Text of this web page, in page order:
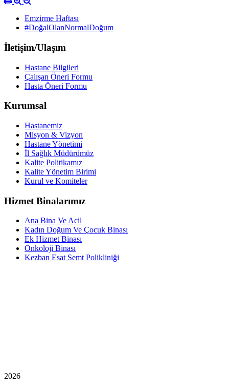
Emzirme Haftası
#DoğalOlanNormalDoğum
İletişim/Ulaşım
Hastane Bilgileri
Çalışan Öneri Formu
Hasta Öneri Formu
Kurumsal
Hastanemiz
Misyon & Vizyon
Hastane Yönetimi
İl Sağlık Müdürümüz
Kalite Politikamız
Kalite Yönetim Birimi
Kurul ve Komiteler
Hizmet Binalarımız
Ana Bina Ve Acil
Kadın Doğum Ve Çocuk Binası
Ek Hizmet Binası
Onkoloji Binası
Kezban Esat Semt Polikliniği
2026